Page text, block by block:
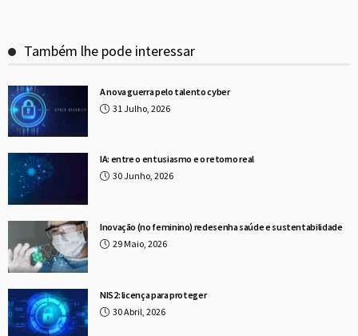
Também lhe pode interessar
A nova guerra pelo talento cyber
31 Julho, 2026
IA: entre o entusiasmo e o retorno real
30 Junho, 2026
Inovação (no feminino) redesenha saúde e sustentabilidade
29 Maio, 2026
NIS2: licença para proteger
30 Abril, 2026